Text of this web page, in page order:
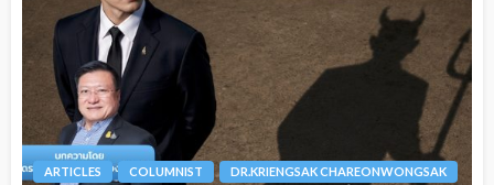
ARTICLES COLUMNIST DR.KRIENGSAK CHAREONWONGSAK